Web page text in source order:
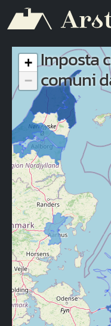
Imposta
comuni
+
−